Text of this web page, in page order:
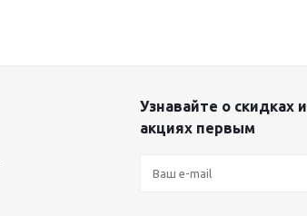
Узнавайте о скидках и
акциях первым